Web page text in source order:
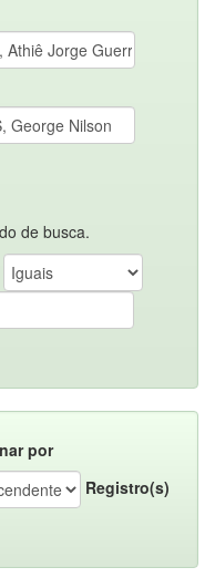
de busca.
por
Registro(s)